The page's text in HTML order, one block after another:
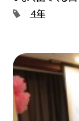
４年